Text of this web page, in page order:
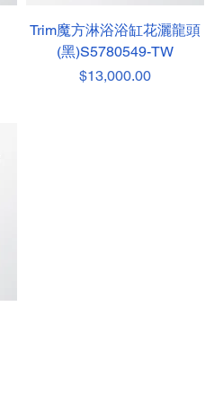
Trim魔方淋浴浴缸花灑龍頭
(黑)S5780549-TW
價格
$13,000.00